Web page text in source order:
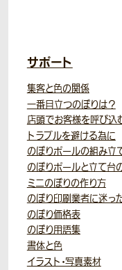
サポート
集客と色の関係
一番目立つのぼりは？
店頭でお客様を呼び込
トラブルを避ける為に
のぼりポールの組み立
のぼりポールと立て台
ミニのぼりの作り方
のぼり印刷業者に迷っ
のぼり価格表
のぼり用語集
書体と色
イラスト・写真素材